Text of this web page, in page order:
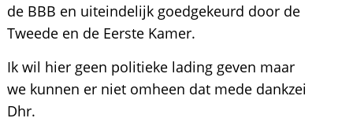
de BBB en uiteindelijk goedgekeurd door de
Tweede en de Eerste Kamer.
Ik wil hier geen politieke lading geven maar
we kunnen er niet omheen dat mede dankzei
Dhr.